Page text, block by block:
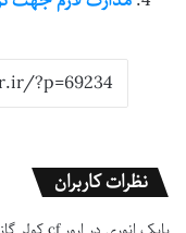
نظرات کاربران